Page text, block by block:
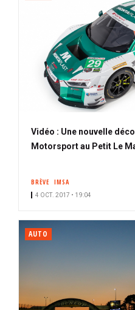
Vidéo : Une nouvelle
Motorsport au Petit Le
BRÈVE IMSA
4 OCT. 2017 • 19:04
AUTO